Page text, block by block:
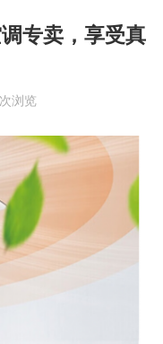
专卖，享受真
浏览